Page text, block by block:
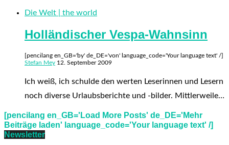
Die Welt | the world
Holländischer Vespa-Wahnsinn
[pencilang en_GB='by' de_DE='von' language_code='Your language text' /]
Stefan Mey 12. September 2009
Ich weiß, ich schulde den werten Leserinnen und Lesern
noch diverse Urlaubsberichte und -bilder. Mittlerweile…
[pencilang en_GB='Load More Posts' de_DE='Mehr
Beiträge laden' language_code='Your language text' /]
Newsletter